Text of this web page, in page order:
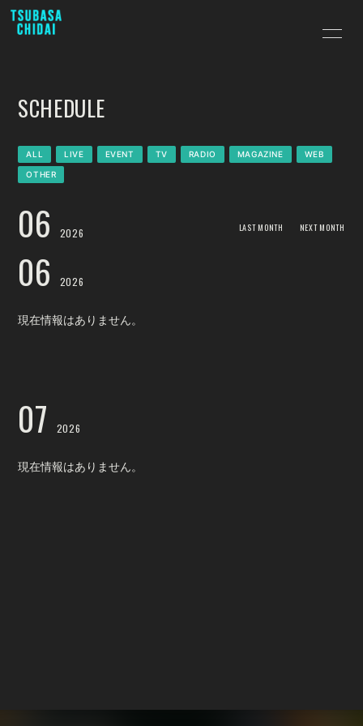
SCHEDULE
VIDEO
BLOG
アンケートフォーム
SCHEDULE
ALL LIVE EVENT TV RADIO MAGAZINE WEB
OTHER
06 2026 LAST MONTH NEXT MONTH
06 2026
現在情報はありません。
07 2026
現在情報はありません。